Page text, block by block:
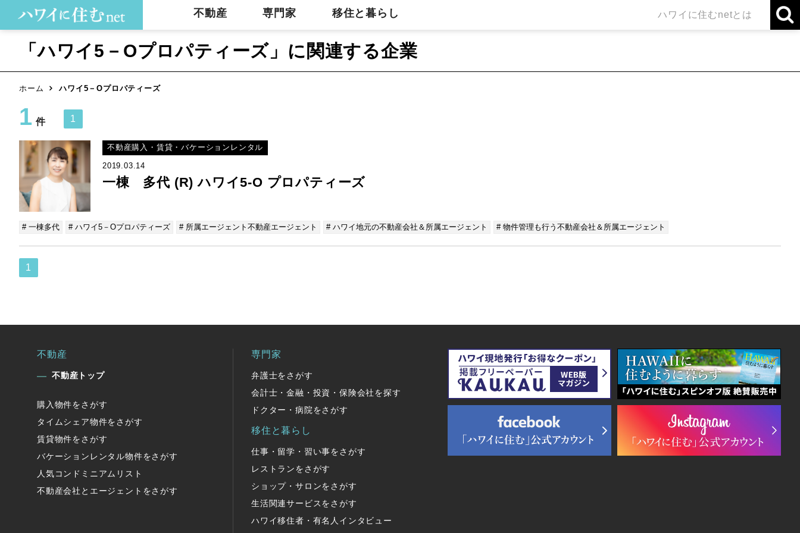
不動産 専門家 移住と暮らし ハワイに住むnetとは
「ハワイ5－Oプロパティーズ」に関連する企業
ホーム ハワイ5－Oプロパティーズ
1 件 1
不動産購入・賃貸・バケーションレンタル
2019.03.14
一棟 多代 (R) ハワイ5-O プロパティーズ
# 一棟多代 # ハワイ5－Oプロパティーズ # 所属エージェント不動産エージェント # ハワイ地元の不動産会社＆所属エージェント # 物件管理も行う不動産会社＆所属エージェント
1
不動産
不動産トップ
購入物件をさがす
タイムシェア物件をさがす
賃貸物件をさがす
バケーションレンタル物件をさがす
人気コンドミニアムリスト
不動産会社とエージェントをさがす
専門家
弁護士をさがす
会計士・金融・投資・保険会社を探す
ドクター・病院をさがす
移住と暮らし
仕事・留学・習い事をさがす
レストランをさがす
ショップ・サロンをさがす
生活関連サービスをさがす
ハワイ移住者・有名人インタビュー